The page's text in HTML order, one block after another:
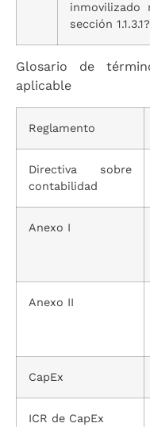
inmovilizado
sección 1.1.3.1?
Glosario de
aplicable
Reglamento
Directiva sobre
contabilidad
Anexo I
Anexo II
CapEx
ICR de CapEx